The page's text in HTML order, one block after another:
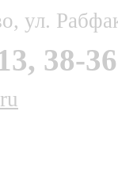
ул.
38-